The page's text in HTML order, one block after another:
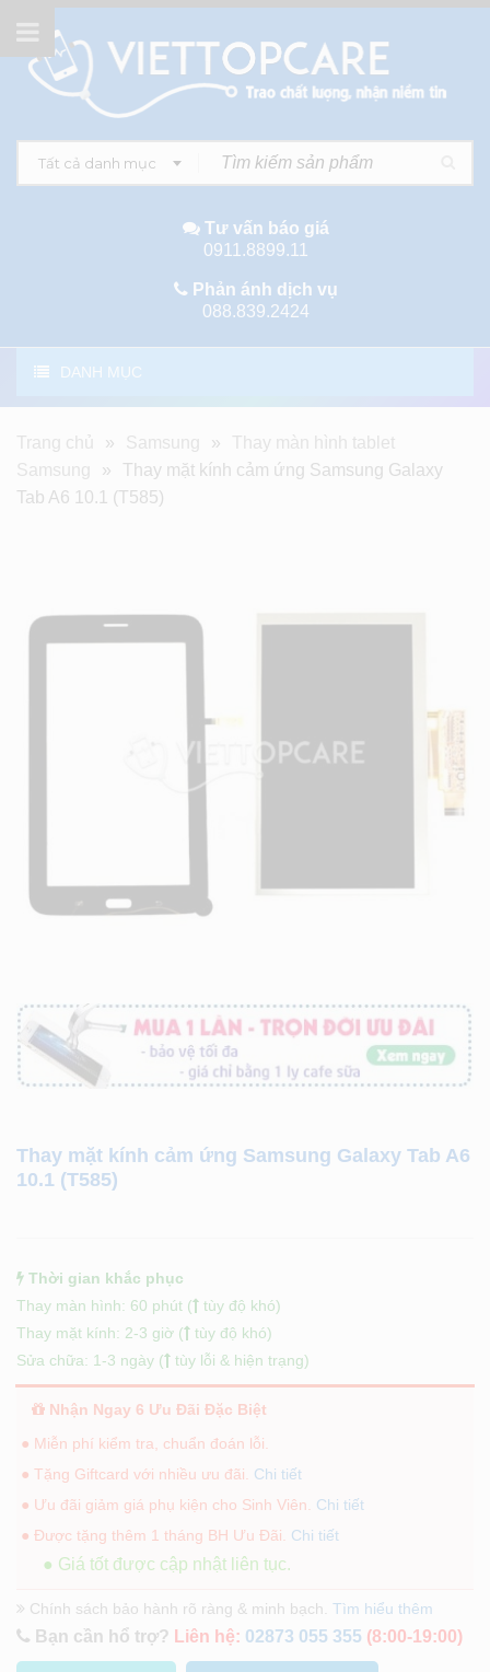
Tất cả danh mục
Tư vấn báo giá
0911.8899.11
Phản ánh dịch vụ
088.839.2424
DANH MỤC
Trang chủ » Samsung »
Thay màn hình tablet
Samsung
»
Thay mặt kính cảm ứng Samsung Galaxy
Tab A6 10.1 (T585)
Thay mặt kính cảm ứng Samsung Galaxy Tab A6
10.1 (T585)
Thời gian khắc phục
Thay màn hình: 60 phút (
tùy độ khó)
Thay mặt kính: 2-3 giờ (
tùy độ khó)
Sửa chữa: 1-3 ngày (
tùy lỗi & hiện trạng)
Nhận Ngay 6 Ưu Đãi Đặc Biệt
● Miễn phí kiểm tra, chuẩn đoán lỗi.
● Tặng Giftcard với nhiều ưu đãi. Chi tiết
● Ưu đãi giảm giá phụ kiện cho Sinh Viên. Chi tiết
● Được tặng thêm 1 tháng BH Ưu Đãi. Chi tiết
● Giá tốt được cập nhật liên tục.
Chính sách bảo hành rõ ràng & minh bạch. Tìm hiểu thêm
Bạn cần hổ trợ? Liên hệ: 02873 055 355 (8:00-19:00)